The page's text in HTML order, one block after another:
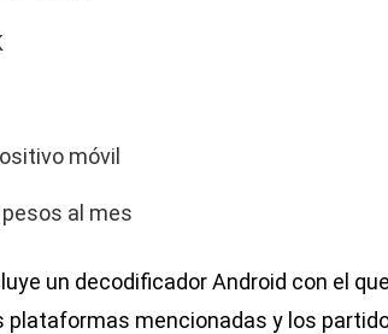
móvil
al mes
un decodificador Android con el
plataformas mencionadas y los